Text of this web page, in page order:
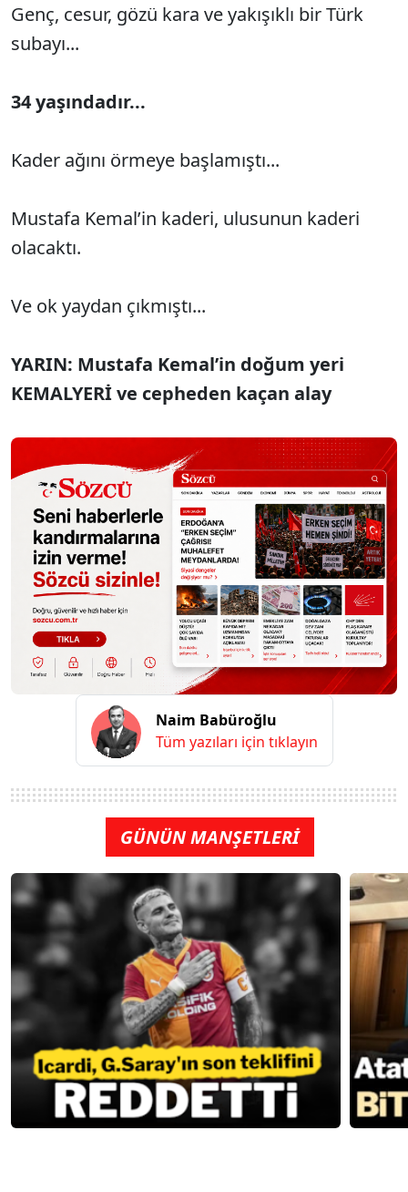
Genç, cesur, gözü kara ve yakışıklı bir Türk
subayı...
34 yaşındadır...
Kader ağını örmeye başlamıştı...
Mustafa Kemal’in kaderi, ulusunun kaderi
olacaktı.
Ve ok yaydan çıkmıştı...
YARIN: Mustafa Kemal’in doğum yeri
KEMALYERİ ve cepheden kaçan alay
Naim Babüroğlu
Tüm yazıları için tıklayın
GÜNÜN MANŞETLERİ